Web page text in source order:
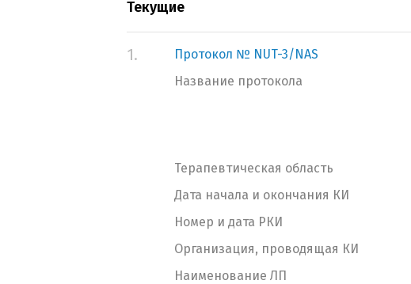
Текущие
1.
Протокол № NUT-3/NAS
Название протокола
Терапевтическая область
Дата начала и окончания КИ
Номер и дата РКИ
Организация, проводящая КИ
Наименование ЛП